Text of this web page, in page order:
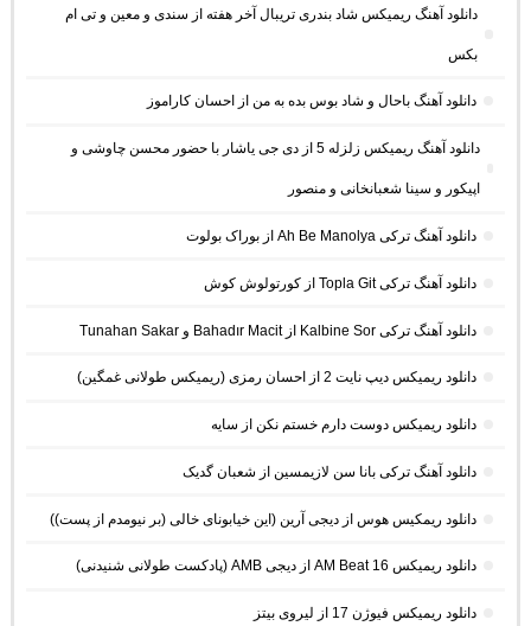
دانلود آهنگ ریمیکس شاد بندری تریبال آخر هفته از سندی و معین و تی ام
بکس
دانلود آهنگ باحال و شاد بوس بده به من از احسان کاراموز
دانلود آهنگ ریمیکس زلزله 5 از دی جی یاشار با حضور محسن چاوشی و
اپیکور و سینا شعبانخانی و منصور
دانلود آهنگ ترکی Ah Be Manolya از بوراک بولوت
دانلود آهنگ ترکی Topla Git از کورتولوش کوش
دانلود آهنگ ترکی Kalbine Sor از Bahadır Macit و Tunahan Sakar
دانلود ریمیکس دیپ نایت 2 از احسان رمزی (ریمیکس طولانی غمگین)
دانلود ریمیکس دوست دارم خستم نکن از سایه
دانلود آهنگ ترکی بانا سن لازیمسین از شعبان گدیک
دانلود ریمکیس هوس از دیجی آرین (این خیابونای خالی (بر نیومدم از پست))
دانلود ریمیکس AM Beat 16 از دیجی AMB (پادکست طولانی شنیدنی)
دانلود ریمیکس فیوژن 17 از لیروی بیتز